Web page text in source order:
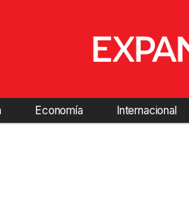
Economía Internacional